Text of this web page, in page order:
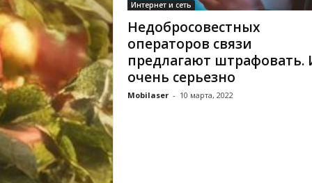
Интернет и сеть
Недобросовестных
операторов связи
предлагают штрафовать.
очень серьезно
Mobilaser - 10 марта, 2022